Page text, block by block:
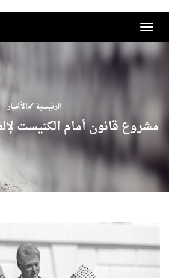
Toggle
navigation
الرئيسية الأخبار
مشروع قانون أمام الكنيست